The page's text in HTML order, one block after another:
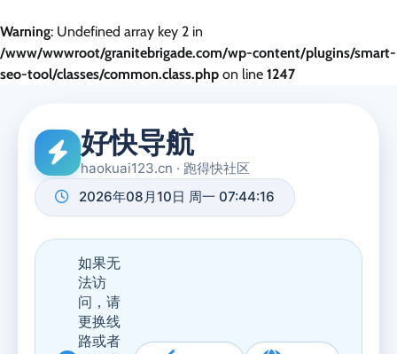
Warning: Undefined array key 2 in
/www/wwwroot/granitebrigade.com/wp-content/plugins/smart-
seo-tool/classes/common.class.php on line 1247